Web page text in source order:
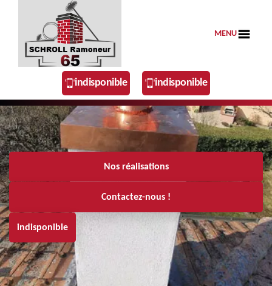
MENU
indisponible indisponible
Nos réalisations
Contactez-nous !
indisponible